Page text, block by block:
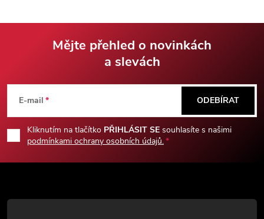
p
a
Mějte přehled o novinkách
a slevách
E-mail
Kliknutím na tlačítko PŘIHLÁSIT SE souhlasíte s našimi
podmínkami ochrany osobních údajů.
ODEBÍRAT